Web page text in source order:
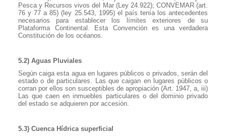
Pesca y Recursos vivos del Mar (Ley 24.922); CONVEMAR (art.
76 y77 a85) (ley 25.543, 1995) el país tenía los antecedentes
necesarios para establecer los límites exteriores de su
Plataforma Continental. Esta Convención es una verdadera
Constitución de los océanos.
5.2) Aguas Pluviales
Según caiga esta agua en lugares públicos o privados, serán del
estado o de particulares. Las que caigan en lugares públicos o
corran por ellos son susceptibles de apropiación (Art. 1947, a, iii)
Las que caen en inmuebles particulares o del dominio privado
del estado se adquieren por accesión.
5.3) Cuenca Hídrica superficial